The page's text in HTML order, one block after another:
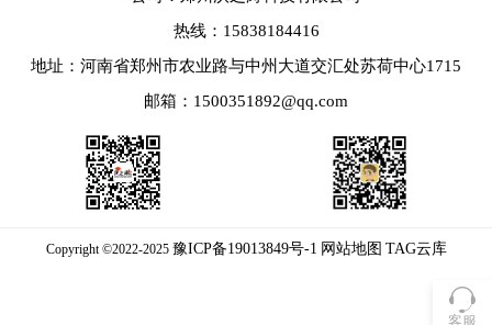
客服
热线：15838184416
地址：河南省郑州市农业路与中州大道交汇处苏荷中心1715
邮箱：1500351892@qq.com
Copyright ©2022-2025 豫ICP备19013849号-1 网站地图 TAG云库